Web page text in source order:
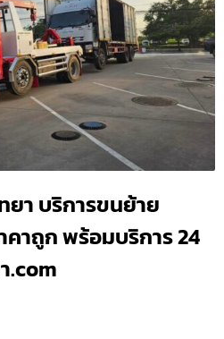
า บริการขนย้าย
าถูก พร้อมบริการ 24
.com